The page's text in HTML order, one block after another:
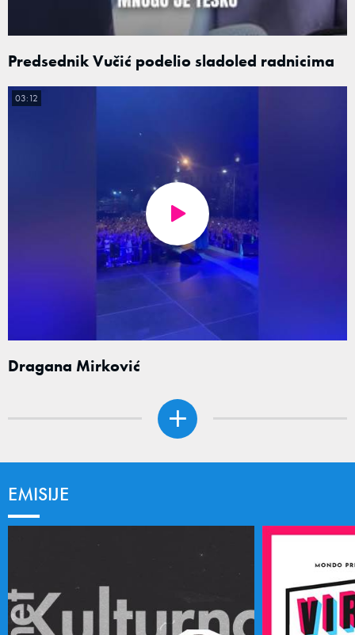
Predsednik Vučić podelio sladoled radnicima
Dragana Mirković
03:12
EMISIJE